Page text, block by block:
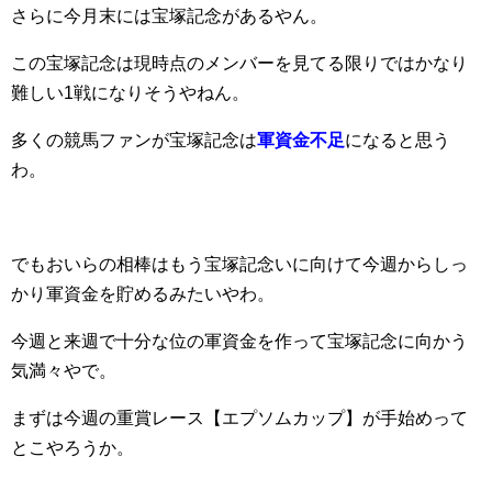
さらに今月末には宝塚記念があるやん。
この宝塚記念は現時点のメンバーを見てる限りではかなり
難しい1戦になりそうやねん。
多くの競馬ファンが宝塚記念は軍資金不足になると思う
わ。
でもおいらの相棒はもう宝塚記念いに向けて今週からしっ
かり軍資金を貯めるみたいやわ。
今週と来週で十分な位の軍資金を作って宝塚記念に向かう
気満々やで。
まずは今週の重賞レース【エプソムカップ】が手始めって
とこやろうか。